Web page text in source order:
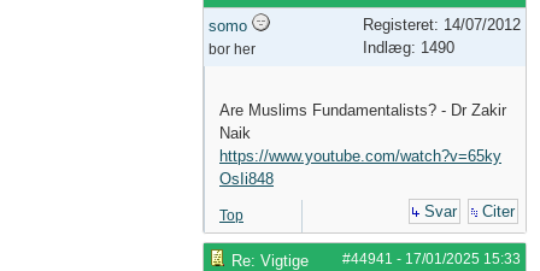
somo
bor her
Registeret: 14/07/2012
Indlæg: 1490
Are Muslims Fundamentalists? - Dr Zakir
Naik
https://www.youtube.com/watch?v=65ky
OsIi848
Top Svar Citer
#44941 - 17/01/2025 15:33
Re: Vigtige